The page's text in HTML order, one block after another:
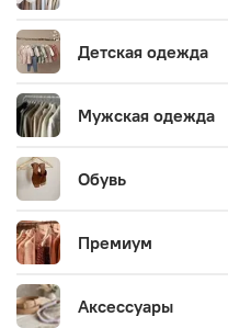
Детская одежда
Мужская одежда
Обувь
Премиум
Аксессуары